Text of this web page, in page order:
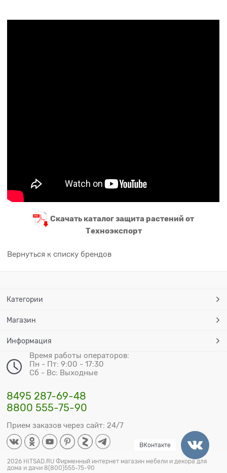
Скачать каталог защита растений от
Техноэкспорт
Вернуться к списку брендов
Категории
Магазин
Информация
Время работы операторов:
Пн - Пт: 9:00 - 17:30
Сб - Вс: Выходные
8495 287-69-48
8800 555-75-90
Прием заказов через сайт: 24/7
2026 HiTSAD.RU Фирменный интернет магазин мебели и декора для
дома и дачи 8(800)555-75-90
ВКонтакте